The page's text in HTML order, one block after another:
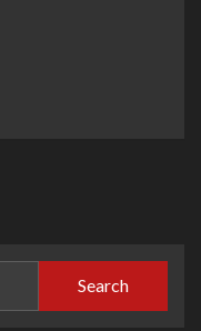
Search